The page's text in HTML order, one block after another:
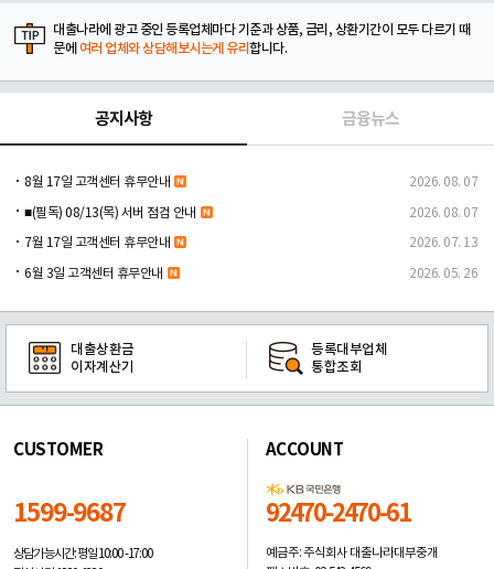
대출나라에 광고 중인 등록업체마다 기준과 상품, 금리, 상환기간이 모두 다르기 때
문에 여러 업체와 상담해보시는게 유리합니다.
공지사항 금융뉴스
8월 17일 고객센터 휴무안내 2026. 08. 07
■(필독) 08/13(목) 서버 점검 안내 2026. 08. 07
7월 17일 고객센터 휴무안내 2026. 07. 13
6월 3일 고객센터 휴무안내 2026. 05. 26
대출상환금
이자계산기
등록대부업체
통합조회
CUSTOMER
1599-9687
상담가능시간: 평일10:00 -17:00
ACCOUNT
92470-2470-61
예금주: 주식회사 대출나라대부중개